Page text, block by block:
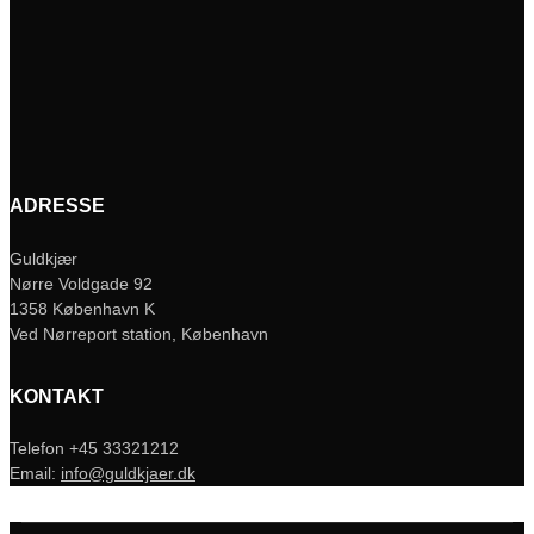
ADRESSE
Guldkjær
Nørre Voldgade 92
1358 København K
Ved Nørreport station, København
KONTAKT
Telefon +45 33321212
Email: info@guldkjaer.dk